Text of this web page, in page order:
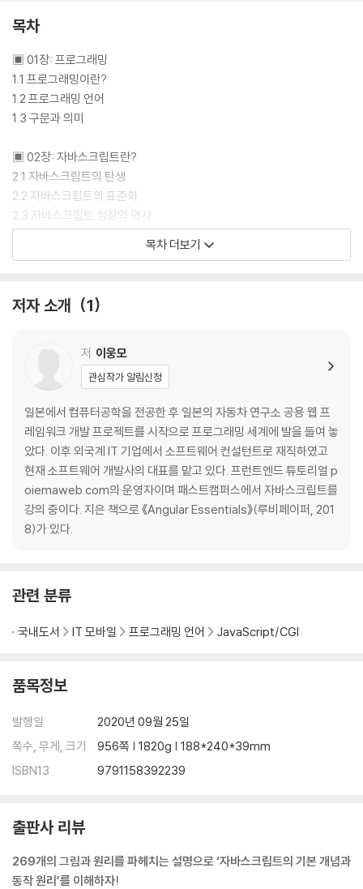
목차
▣ 01장: 프로그래밍
1.1 프로그래밍이란?
1.2 프로그래밍 언어
1.3 구문과 의미
▣ 02장: 자바스크립트란?
2.1 자바스크립트의 탄생
2.2 자바스크립트의 표준화
2.3 자바스크립트 성장의 역사
____2.3.1 Ajax
____2.3.5 SPA 프레임워크
2.5 자바스크립트의 특징
2.6 ES6 브라우저 지원 현황
▣ 03장: 자바스크립트 개발 환경과 실행 방법
3.1 자바스크립트 실행 환경
3.2 웹 브라우저
____3.2.1 개발자 도구
____3.2.2 콘솔
____3.2.3 브라우저에서 자바스크립트 실행
____3.2.4 디버깅
____3.3.2 Node.js 설치
____3.3.3 Node.js REPL
3.4 비주얼 스튜디오 코드
____3.4.1 비주얼 스튜디오 코드 설치
____3.4.3 Code Runner 확장 플러그인
▣ 04장: 변수
4.2 식별자
4.4 변수 선언의 실행 시점과 변수 호이스팅
4.5 값의 할당
4.6 값의 재할당
4.7 식별자 네이밍 규칙
목차 더보기
저자 소개 1
저 이웅모
관심작가 알림신청
일본에서 컴퓨터공학을 전공한 후 일본의 자동차 연구소 공용 웹 프
레임워크 개발 프로젝트를 시작으로 프로그래밍 세계에 발을 들여 놓
았다. 이후 외국계 IT 기업에서 소프트웨어 컨설턴트로 재직하였고
현재 소프트웨어 개발사의 대표를 맡고 있다. 프런트엔드 튜토리얼 p
oiemaweb.com의 운영자이며 패스트캠퍼스에서 자바스크립트를
강의 중이다. 지은 책으로 《Angular Essentials》(루비페이퍼, 201
8)가 있다.
관련 분류
국내도서 IT 모바일 프로그래밍 언어 JavaScript/CGI
품목정보
발행일
2020년 09월 25일
쪽수, 무게, 크기
956쪽 | 1820g | 188*240*39mm
ISBN13
9791158392239
출판사 리뷰
269개의 그림과 원리를 파헤치는 설명으로 ‘자바스크립트의 기본 개념과
동작 원리’를 이해하자!